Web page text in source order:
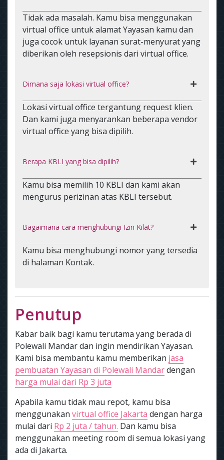
Tidak ada masalah. Kamu bisa menggunakan
virtual office untuk alamat Yayasan kamu dan
juga cocok untuk layanan surat-menyurat yang
diberikan oleh resepsionis dari virtual office.
Dimana saja lokasi virtual office?
Lokasi virtual office tergantung request klien.
Dan kami juga menyarankan beberapa vendor
virtual office yang bisa dipilih.
Berapa KBLI yang bisa dipilih?
Kamu bisa memilih 10 KBLI dan kami akan
mengurus perizinan atas KBLI tersebut.
Bagaimana cara menghubungi Izin Kilat?
Kamu bisa menghubungi nomor yang tersedia
di halaman Kontak.
Penutup
Kabar baik bagi kamu terutama yang berada di
Polewali Mandar dan ingin mendirikan Yayasan.
Kami bisa membantu kamu memberikan jasa
pembuatan Yayasan di Polewali Mandardengan
harga mulai dari Rp 3 juta
Apabila kamu tidak mau repot, kamu bisa
menggunakan virtual office Jakarta dengan harga
mulai dari Rp 2 juta / tahun. Dan kamu bisa
menggunakan meeting room di semua lokasi yang
ada di Jakarta.